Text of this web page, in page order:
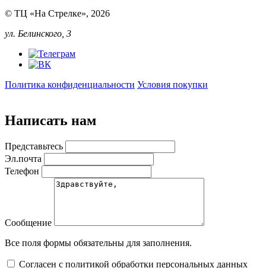
© ТЦ «На Стрелке», 2026
ул. Белинского, 3
Политика конфиденциальности Условия покупки
Написать нам
Представьтесь
Эл.почта
Телефон
Сообщение
Все поля формы обязательны для заполнения.
Согласен с политикой обработки персональных данных